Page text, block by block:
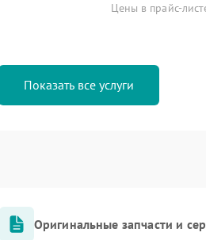
Цены в прайс-
Показать все услуги
Оригинальные запчасти и